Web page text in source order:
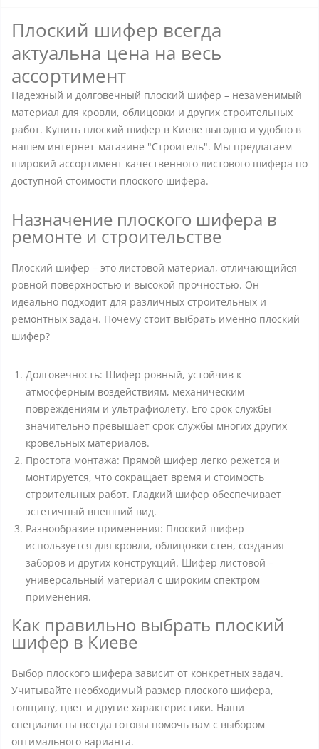
Плоский шифер всегда
актуальна цена на весь
ассортимент
Надежный и долговечный плоский шифер – незаменимый
материал для кровли, облицовки и других строительных
работ. Купить плоский шифер в Киеве выгодно и удобно в
нашем интернет-магазине "Строитель". Мы предлагаем
широкий ассортимент качественного листового шифера по
доступной стоимости плоского шифера.
Назначение плоского шифера в
ремонте и строительстве
Плоский шифер – это листовой материал, отличающийся
ровной поверхностью и высокой прочностью. Он
идеально подходит для различных строительных и
ремонтных задач. Почему стоит выбрать именно плоский
шифер?
Долговечность: Шифер ровный, устойчив к
атмосферным воздействиям, механическим
повреждениям и ультрафиолету. Его срок службы
значительно превышает срок службы многих других
кровельных материалов.
Простота монтажа: Прямой шифер легко режется и
монтируется, что сокращает время и стоимость
строительных работ. Гладкий шифер обеспечивает
эстетичный внешний вид.
Разнообразие применения: Плоский шифер
используется для кровли, облицовки стен, создания
заборов и других конструкций. Шифер листовой –
универсальный материал с широким спектром
применения.
Как правильно выбрать плоский
шифер в Киеве
Выбор плоского шифера зависит от конкретных задач.
Учитывайте необходимый размер плоского шифера,
толщину, цвет и другие характеристики. Наши
специалисты всегда готовы помочь вам с выбором
оптимального варианта.